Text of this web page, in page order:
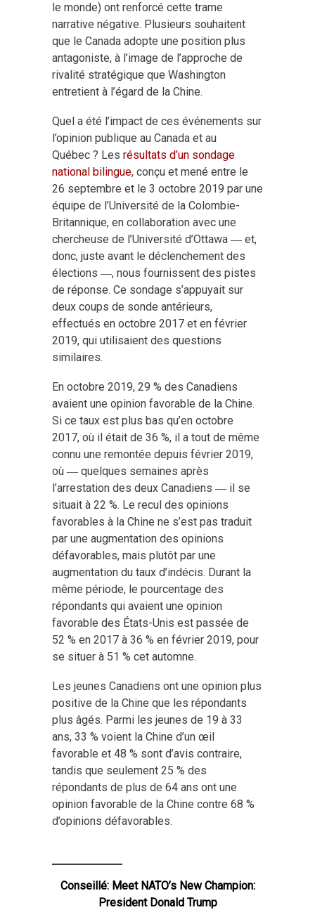
le monde) ont renforcé cette trame
narrative négative. Plusieurs souhaitent
que le Canada adopte une position plus
antagoniste, à l’image de l’approche de
rivalité stratégique que Washington
entretient à l’égard de la Chine.
Quel a été l’impact de ces événements sur
l’opinion publique au Canada et au
Québec ? Les résultats d’un sondage
national bilingue, conçu et mené entre le
26 septembre et le 3 octobre 2019 par une
équipe de l’Université de la Colombie-
Britannique, en collaboration avec une
chercheuse de l’Université d’Ottawa ― et,
donc, juste avant le déclenchement des
élections ―, nous fournissent des pistes
de réponse. Ce sondage s’appuyait sur
deux coups de sonde antérieurs,
effectués en octobre 2017 et en février
2019, qui utilisaient des questions
similaires.
En octobre 2019, 29 % des Canadiens
avaient une opinion favorable de la Chine.
Si ce taux est plus bas qu’en octobre
2017, où il était de 36 %, il a tout de même
connu une remontée depuis février 2019,
où ― quelques semaines après
l’arrestation des deux Canadiens ― il se
situait à 22 %. Le recul des opinions
favorables à la Chine ne s’est pas traduit
par une augmentation des opinions
défavorables, mais plutôt par une
augmentation du taux d’indécis. Durant la
même période, le pourcentage des
répondants qui avaient une opinion
favorable des États-Unis est passée de
52 % en 2017 à 36 % en février 2019, pour
se situer à 51 % cet automne.
Les jeunes Canadiens ont une opinion plus
positive de la Chine que les répondants
plus âgés. Parmi les jeunes de 19 à 33
ans, 33 % voient la Chine d’un œil
favorable et 48 % sont d’avis contraire,
tandis que seulement 25 % des
répondants de plus de 64 ans ont une
opinion favorable de la Chine contre 68 %
d’opinions défavorables.
Conseillé: Meet NATO’s New Champion:
President Donald Trump